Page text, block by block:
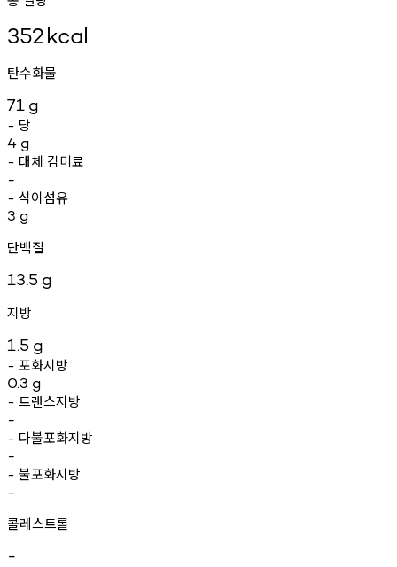
352kcal
탄수화물
71 g
- 당
4 g
- 대체 감미료
-
- 식이섬유
3 g
단백질
13.5 g
지방
1.5 g
- 포화지방
0.3 g
- 트랜스지방
-
- 다불포화지방
-
- 불포화지방
-
콜레스트롤
-